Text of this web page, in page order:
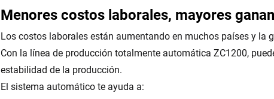
Menores costos laborales, mayores
Los costos laborales están aumentando en muchos países y la
Con la línea de producción totalmente automática ZC1200,
estabilidad de la producción.
El sistema automático te ayuda a: